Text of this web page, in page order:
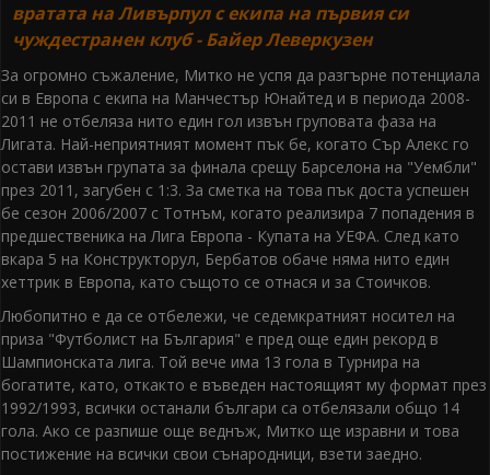
вратата на Ливърпул с екипа на първия си
чуждестранен клуб - Байер Леверкузен
За огромно съжаление, Митко не успя да разгърне потенциала
си в Европа с екипа на Манчестър Юнайтед и в периода 2008-
2011 не отбеляза нито един гол извън груповата фаза на
Лигата. Най-неприятният момент пък бе, когато Сър Алекс го
остави извън групата за финала срещу Барселона на "Уембли"
през 2011, загубен с 1:3. За сметка на това пък доста успешен
бе сезон 2006/2007 с Тотнъм, когато реализира 7 попадения в
предшественика на Лига Европа - Купата на УЕФА. След като
вкара 5 на Конструкторул, Бербатов обаче няма нито един
хеттрик в Европа, като същото се отнася и за Стоичков.
Любопитно е да се отбележи, че седемкратният носител на
приза "Футболист на България" е пред още един рекорд в
Шампионската лига. Той вече има 13 гола в Турнира на
богатите, като, откакто е въведен настоящият му формат през
1992/1993, всички останали българи са отбелязали общо 14
гола. Ако се разпише още веднъж, Митко ще изравни и това
постижение на всички свои сънародници, взети заедно.